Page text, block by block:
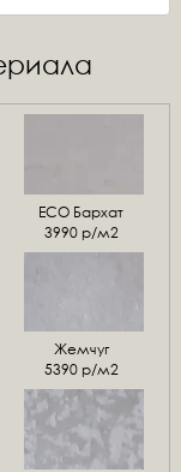
ECO Бархат
3990 р/м2
Жемчуг
5390 р/м2